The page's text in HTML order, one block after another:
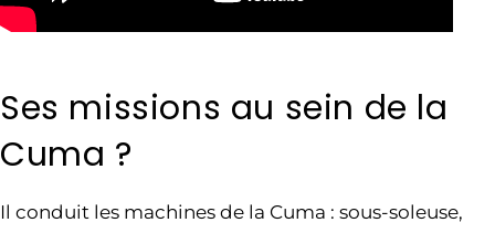
Ses missions au sein de la
Cuma ?
Il conduit les machines de la Cuma : sous-soleuse,